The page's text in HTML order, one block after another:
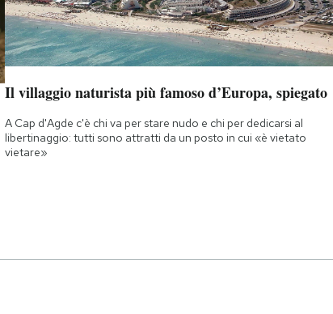
Il villaggio naturista più famoso d’Europa, spiegato
A Cap d'Agde c'è chi va per stare nudo e chi per dedicarsi al
libertinaggio: tutti sono attratti da un posto in cui «è vietato
vietare»